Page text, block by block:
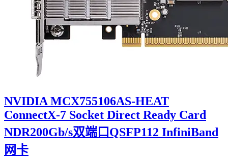
NVIDIA MCX755106AS-HEAT
ConnectX-7 Socket Direct Ready Card
NDR200Gb/s双端口QSFP112 InfiniBand
网卡